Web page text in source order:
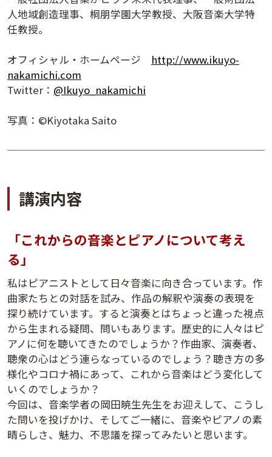
人地域創造理事、桐朋学園大学教授、大阪音楽大学特
任教授。
オフィシャル・ホームページ http://www.ikuyo-
nakamichi.com
Twitter： @Ikuyo_nakamichi
写真：©Kiyotaka Saito
講演内容
「これからの音楽とピアノについて考え
る」
私はピアニストとして日々音楽に向き合っています。作
曲家たちとの対話を試み、作品の解釈や演奏の表現を
探り続けています。すると演奏とはちょっと違った視点
から生まれる疑問、問いもあります。歴史的に人々はピ
アノに何を聴いてきたのでしょうか？作曲家、演奏者、
聴衆の心はどう連らなっているのでしょう？聴き方の多
様化やコロナ禍にあって、これから音楽はどう変化して
いくのでしょうか？
今回は、音楽学者の岡田暁生先生をお迎えして、こうし
た問いを投げかけ、そしてご一緒に、音楽やピアノの素
晴らしさ、魅力、不思議を探ってみたいと思います。
夕学レポート